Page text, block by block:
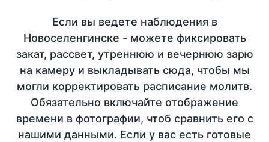
Если вы ведете наблюдения в
Новоселенгинске - можете фиксировать
закат, рассвет, утреннюю и вечернюю зарю
на камеру и выкладывать сюда, чтобы мы
могли корректировать расписание молитв.
Обязательно включайте отображение
времени в фотографии, чтоб сравнить его с
нашими данными. Если у вас есть готовые